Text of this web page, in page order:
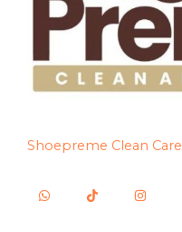
Shoepreme Clean Care